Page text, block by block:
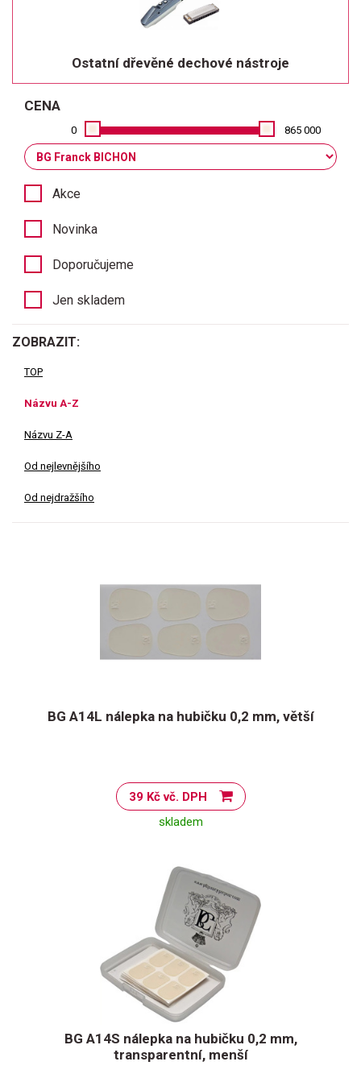
Ostatní dřevěné dechové nástroje
CENA
0 865 000
Akce
Novinka
Doporučujeme
Jen skladem
ZOBRAZIT:
TOP
Názvu A-Z
Názvu Z-A
Od nejlevnějšího
Od nejdražšího
BG A14L nálepka na hubičku 0,2 mm, větší
39 Kč vč. DPH
skladem
BG A14S nálepka na hubičku 0,2 mm,
transparentní, menší